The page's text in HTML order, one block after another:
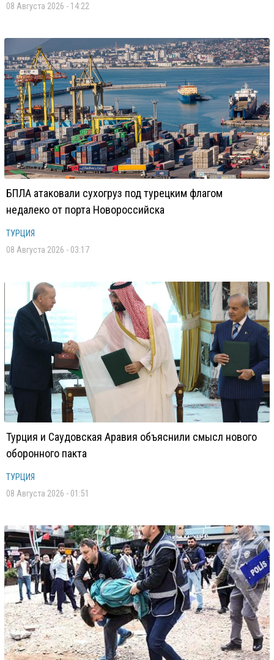
08 Августа 2026 - 14:22
БПЛА атаковали сухогруз под турецким флагом
недалеко от порта Новороссийска
ТУРЦИЯ
08 Августа 2026 - 03:17
Турция и Саудовская Аравия объяснили смысл нового
оборонного пакта
ТУРЦИЯ
08 Августа 2026 - 01:51